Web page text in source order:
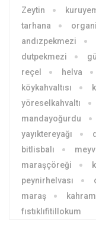
Zeytin
tarhana
andızpekmezi
dutpekmezi
reçel
helva
köykahvaltısı
yöreselkahvaltı
mandayoğurdu
yayıktereyağı
bitlisbalı
maraşçöreği
peynirhelvası
maraş
fıstıklıfitillokum